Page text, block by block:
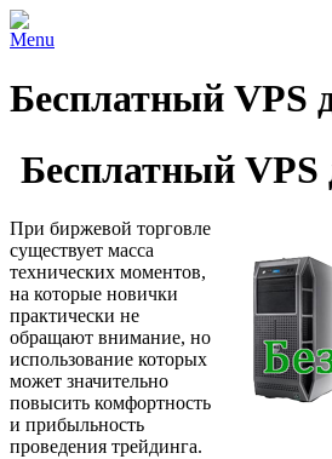
Menu
Бесплатный VPS
Бесплатный VPS
При биржевой торговле
существует масса
технических моментов,
на которые новички
практически не
обращают внимание, но
использование которых
может значительно
повысить комфортность
и прибыльность
проведения трейдинга.